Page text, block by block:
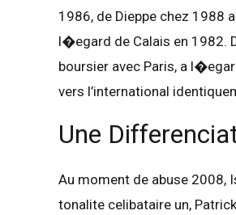
1986, de Dieppe chez 1988
l�egard de Calais en 1982.
boursier avec Paris, a
vers l’international
Une
Au moment de abuse 2008,
tonalite celibataire un,